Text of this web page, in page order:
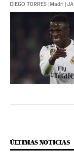
DIEGO TORRES | Madri |
ÚLTIMAS NOTICIAS